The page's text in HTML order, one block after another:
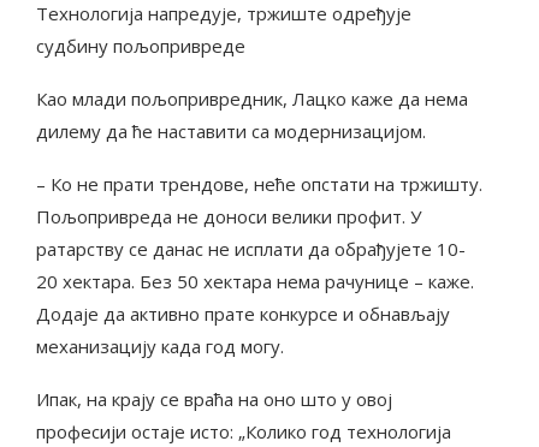
Технологија напредује, тржиште одређује
судбину пољопривреде
Као млади пољопривредник, Лацко каже да нема
дилему да ће наставити са модернизацијом.
– Ко не прати трендове, неће опстати на тржишту.
Пољопривреда не доноси велики профит. У
ратарству се данас не исплати да обрађујете 10-
20 хектара. Без 50 хектара нема рачунице – каже.
Додаје да активно прате конкурсе и обнављају
механизацију када год могу.
Ипак, на крају се враћа на оно што у овој
професији остаје исто: „Колико год технологија